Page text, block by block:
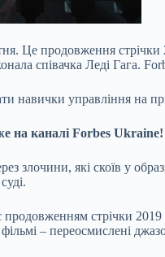
Це продовження
співачка Леді Гага.
навички управління на
на каналі Forbes Ukraine!
злочини, які скоїв у
стрічки
– переосмислені